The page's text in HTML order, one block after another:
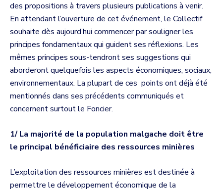
des propositions à travers plusieurs publications à venir.
En attendant l’ouverture de cet événement, le Collectif
souhaite dès aujourd’hui commencer par souligner les
principes fondamentaux qui guident ses réflexions. Les
mêmes principes sous-tendront ses suggestions qui
aborderont quelquefois les aspects économiques, sociaux,
environnementaux. La plupart de ces points ont déjà été
mentionnés dans ses précédents communiqués et
concernent surtout le Foncier.
1/ La majorité de la population malgache doit être
le principal bénéficiaire des ressources minières
L’exploitation des ressources minières est destinée à
permettre le développement économique de la